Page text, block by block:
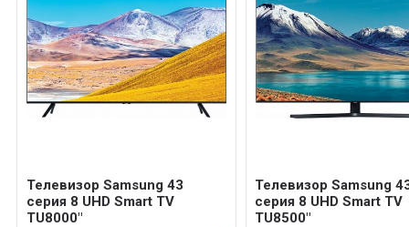
Телевизор Samsung 43
серия 8 UHD Smart TV
TU8000"
Телевизор Samsung
серия 8 UHD Smart TV
TU8500"